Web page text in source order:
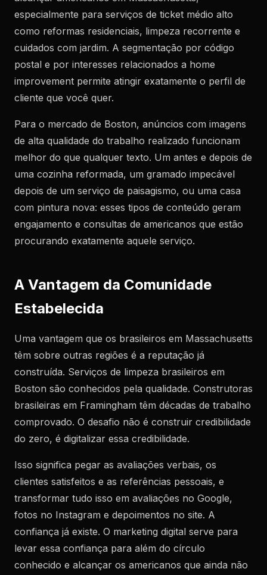
especialmente para serviços de ticket médio alto
como reformas residenciais, limpeza recorrente e
cuidados com jardim. A segmentação por código
postal e por interesses relacionados a home
improvement permite atingir exatamente o perfil de
cliente que você quer.
Para o mercado de Boston, anúncios com imagens
de alta qualidade do trabalho realizado funcionam
melhor do que qualquer texto. Um antes e depois de
uma cozinha reformada, um gramado impecável
depois de um serviço de paisagismo, ou uma casa
com pintura nova: esses tipos de conteúdo geram
engajamento e consultas de americanos que estão
procurando exatamente aquele serviço.
A Vantagem da Comunidade
Estabelecida
Uma vantagem que os brasileiros em Massachusetts
têm sobre outras regiões é a reputação já
construída. Serviços de limpeza brasileiros em
Boston são conhecidos pela qualidade. Construtoras
brasileiras em Framingham têm décadas de trabalho
comprovado. O desafio não é construir credibilidade
do zero, é digitalizar essa credibilidade.
Isso significa pegar as avaliações verbais, os
clientes satisfeitos e as referências pessoais, e
transformar tudo isso em avaliações no Google,
fotos no Instagram e depoimentos no site. A
confiança já existe. O marketing digital serve para
levar essa confiança para além do círculo
conhecido e alcançar os americanos que ainda não